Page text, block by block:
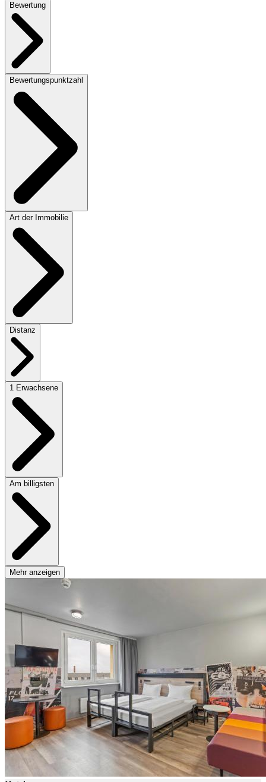
Bewertung
Bewertungspunktzahl
Art der Immobilie
Distanz
1 Erwachsene
Am billigsten
Mehr anzeigen